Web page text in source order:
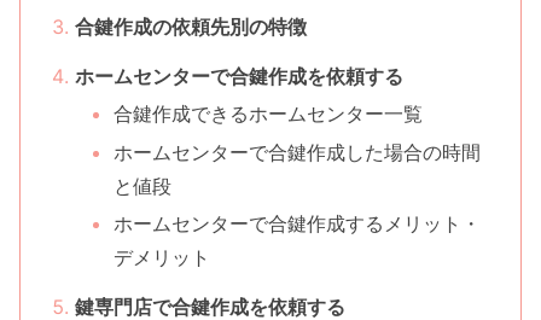
合鍵作成の依頼先別の特徴
ホームセンターで合鍵作成を依頼する
合鍵作成できるホームセンター一覧
ホームセンターで合鍵作成した場合の時間
と値段
ホームセンターで合鍵作成するメリット・
デメリット
鍵専門店で合鍵作成を依頼する